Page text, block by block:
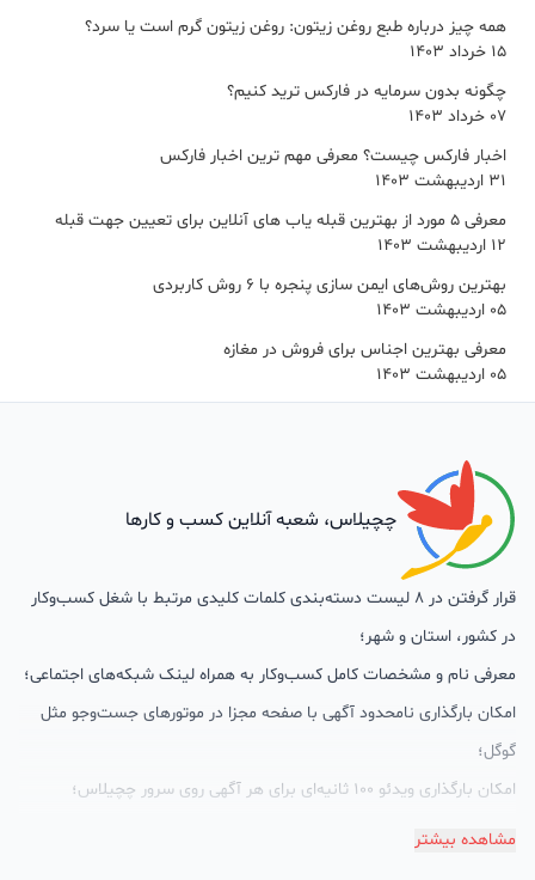
همه چیز درباره طبع روغن زیتون: روغن زیتون گرم است یا سرد؟
15 خرداد 1403
چگونه بدون سرمایه در فارکس ترید کنیم؟
07 خرداد 1403
اخبار فارکس چیست؟ معرفی مهم ترین اخبار فارکس
31 اردیبهشت 1403
معرفی 5 مورد از بهترین قبله یاب های آنلاین برای تعیین جهت قبله
12 اردیبهشت 1403
بهترین روش‌های ایمن سازی پنجره با 6 روش کاربردی
05 اردیبهشت 1403
معرفی بهترین اجناس برای فروش در مغازه
05 اردیبهشت 1403
چچیلاس، شعبه آنلاین کسب و کارها
قرار گرفتن در 8 لیست دسته‌بندی کلمات کلیدی مرتبط با شغل کسب‌وکار
در کشور، استان و شهر؛
معرفی نام و مشخصات کامل کسب‌وکار به همراه لینک شبکه‌های اجتماعی؛
امکان بارگذاری نامحدود آگهی با صفحه مجزا در موتورهای جست‌وجو مثل
گوگل؛
امکان بارگذاری ویدئو 100 ثانیه‌ای برای هر آگهی روی سرور چچیلاس؛
گالری تصاویر محصول؛
مشاهده بیشتر